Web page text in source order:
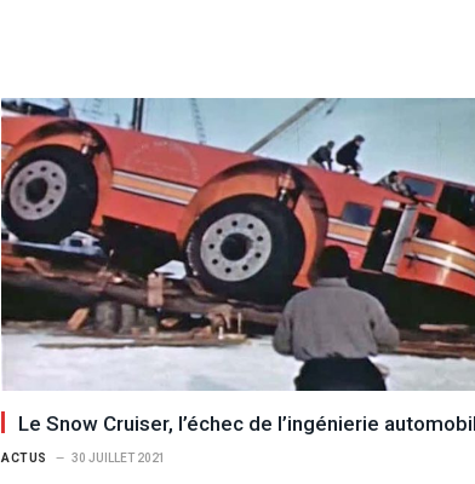
Le Snow Cruiser, l’échec de l’ingénierie
ACTUS 30 JUILLET 2021